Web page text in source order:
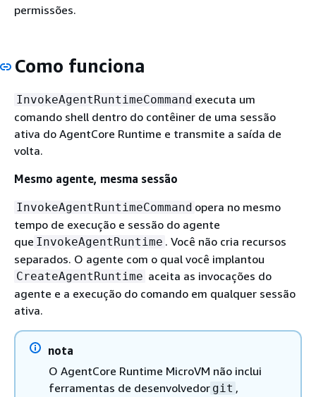
permissões.
Como funciona
InvokeAgentRuntimeCommand executa um
comando shell dentro do contêiner de uma sessão
ativa do AgentCore Runtime e transmite a saída de
volta.
Mesmo agente, mesma sessão
InvokeAgentRuntimeCommand opera no mesmo
tempo de execução e sessão do agente
que InvokeAgentRuntime . Você não cria recursos
separados. O agente com o qual você implantou
CreateAgentRuntime aceita as invocações do
agente e a execução do comando em qualquer sessão
ativa.
nota
O AgentCore Runtime MicroVM não inclui
ferramentas de desenvolvedor git ,